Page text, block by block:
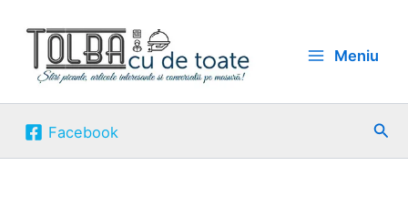
content
Meniu
Facebook